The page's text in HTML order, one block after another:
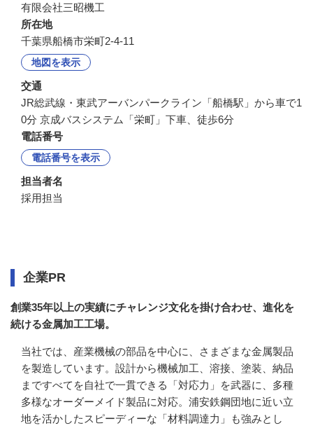
有限会社三昭機工
所在地
千葉県船橋市栄町2-4-11
地図を表示
交通
JR総武線・東武アーバンパークライン「船橋駅」から車で1
0分 京成バスシステム「栄町」下車、徒歩6分
電話番号
電話番号を表示
担当者名
採用担当
企業PR
創業35年以上の実績にチャレンジ文化を掛け合わせ、進化を
続ける金属加工工場。
当社では、産業機械の部品を中心に、さまざまな金属製品
を製造しています。設計から機械加工、溶接、塗装、納品
まですべてを自社で一貫できる「対応力」を武器に、多種
多様なオーダーメイド製品に対応。浦安鉄鋼団地に近い立
地を活かしたスピーディーな「材料調達力」も強みとし